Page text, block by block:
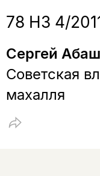
78 НЗ 4/
Сергей
Советская
махалля